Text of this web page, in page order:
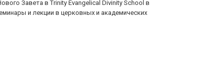
Завета в Trinity Evangelical Divinity School в
и лекции в церковных и академических